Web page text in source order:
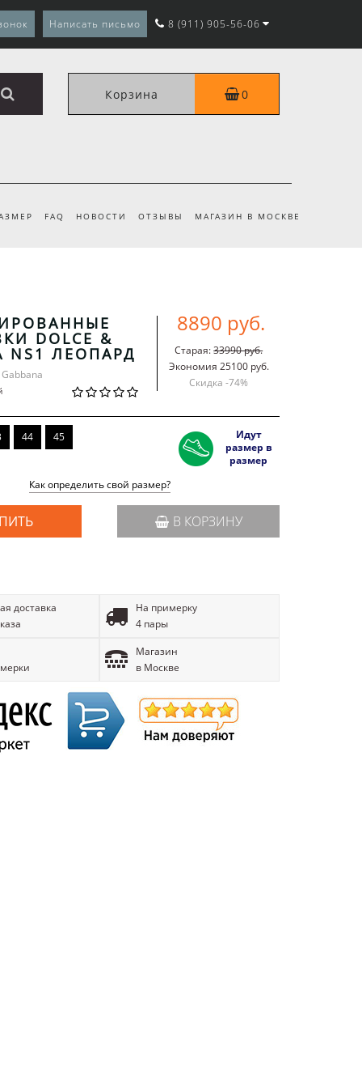
Написать письмо 8 (911) 905-56-06
Корзина 0
FAQ НОВОСТИ ОТЗЫВЫ МАГАЗИН В МОСКВЕ
DOLCE &
NS1 ЛЕОПАРД
8890 руб.
Старая:33990 руб.
Экономия 25100 руб.
Скидка -74%
44 45
Идут
размер в
размер
Как определить свой размер?
В КОРЗИНУ
доставка
На примерку
4 пары
Магазин
в Москве